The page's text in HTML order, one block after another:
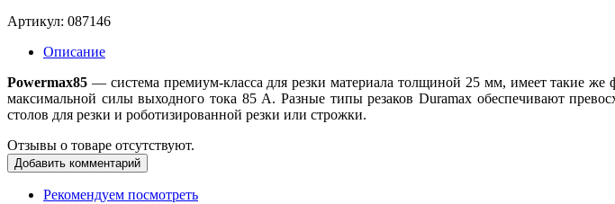
Артикул: 087146
Описание
Powermax85 — система премиум-класса для резки материала толщиной 25 мм, имеет такие
максимальной силы выходного тока 85 А. Разные типы резаков Duramax обеспечивают
столов для резки и роботизированной резки или строжки.
Отзывы о товаре отсутствуют.
Добавить комментарий
Рекомендуем посмотреть